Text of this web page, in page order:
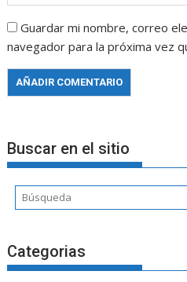
Guardar mi nombre, correo
navegador para la próxima vez
Buscar en el sitio
Categorias